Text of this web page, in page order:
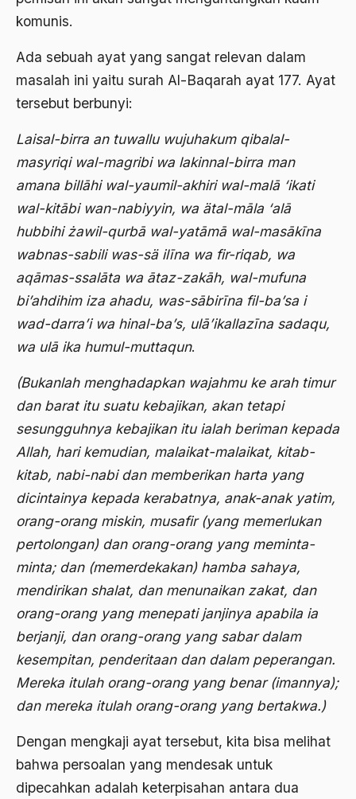
komunis.
Ada sebuah ayat yang sangat relevan dalam
masalah ini yaitu surah Al-Baqarah ayat 177. Ayat
tersebut berbunyi:
Laisal-birra an tuwallu wujuhakum qibalal-
masyriqi wal-magribi wa lakinnal-birra man
amana billāhi wal-yaumil-akhiri wal-malā ‘ikati
wal-kitābi wan-nabiyyin, wa ätal-māla ‘alā
hubbihi żawil-qurbā wal-yatāmā wal-masākīna
wabnas-sabili was-sä ilīna wa fir-riqab, wa
aqāmas-ssalāta wa ātaz-zakāh, wal-mufuna
bi’ahdihim iza ahadu, was-sābirīna fil-ba’sa i
wad-darra’i wa hinal-ba’s, ulā’ikallazīna sadaqu,
wa ulā ika humul-muttaqun.
(Bukanlah menghadapkan wajahmu ke arah timur
dan barat itu suatu kebajikan, akan tetapi
sesungguhnya kebajikan itu ialah beriman kepada
Allah, hari kemudian, malaikat-malaikat, kitab-
kitab, nabi-nabi dan memberikan harta yang
dicintainya kepada kerabatnya, anak-anak yatim,
orang-orang miskin, musafir (yang memerlukan
pertolongan) dan orang-orang yang meminta-
minta; dan (memerdekakan) hamba sahaya,
mendirikan shalat, dan menunaikan zakat, dan
orang-orang yang menepati janjinya apabila ia
berjanji, dan orang-orang yang sabar dalam
kesempitan, penderitaan dan dalam peperangan.
Mereka itulah orang-orang yang benar (imannya);
dan mereka itulah orang-orang yang bertakwa.)
Dengan mengkaji ayat tersebut, kita bisa melihat
bahwa persoalan yang mendesak untuk
dipecahkan adalah keterpisahan antara dua
1980
1979
1975
1974
1973
1972
1971
Adu Pinalti
Aera-Europa
Afganistan
Afrika
Afrika utara
agama
Agama & Negara
Agama Asli
Agama Asli Indonesia
Agama dan Pemerintah
Agama dan Politik
Agama dan Praktis
Agama di Asia
agama elitis
Agama Inovasi
Agama Islam
agama populer
Agama Terang
Agenda Nasional
Agraria